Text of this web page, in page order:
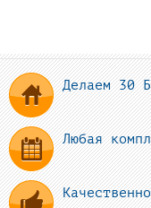
Делаем 30
Любая